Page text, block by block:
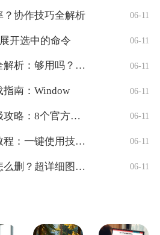
协作技巧全解析 06-11
开选中的命令 06-11
WPS个人免费版功能全解析：够用吗？适合 06-11
指南：Window 06-11
WPS会员免费领取终极攻略：8个官方认证 06-11
WPS字体库免费下载教程：一键使用技巧与 06-11
WPS删除多余空白页怎么删？超详细图文教 06-11